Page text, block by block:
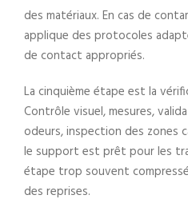
des matériaux. En cas de
applique des protocoles
de contact appropriés.
La cinquième étape est la
Contrôle visuel, mesures,
odeurs, inspection des zones
le support est prêt pour les
étape trop souvent
des reprises.